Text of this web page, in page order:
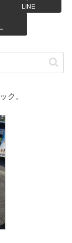
LINE
ク。